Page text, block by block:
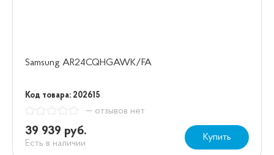
Samsung AR24CQHGAWK/FA
Код товара: 202615
— отзывов нет
39 939 руб.
Есть в наличии
Купить